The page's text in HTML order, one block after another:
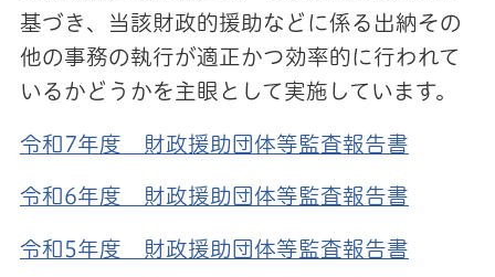
基づき、当該財政的援助などに係る出納その
他の事務の執行が適正かつ効率的に行われて
いるかどうかを主眼として実施しています。
令和7年度 財政援助団体等監査報告書
令和6年度 財政援助団体等監査報告書
令和5年度 財政援助団体等監査報告書